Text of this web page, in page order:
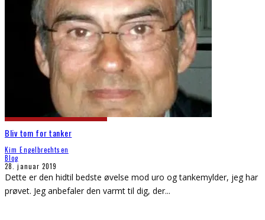
Bliv tom for tanker
Kim Engelbrechtsen
Blog
28. januar 2019
Dette er den hidtil bedste øvelse mod uro og tankemylder, jeg har
prøvet. Jeg anbefaler den varmt til dig, der...